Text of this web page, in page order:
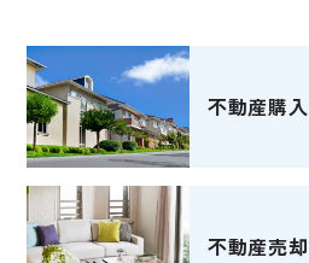
不動産購入
不動産売却